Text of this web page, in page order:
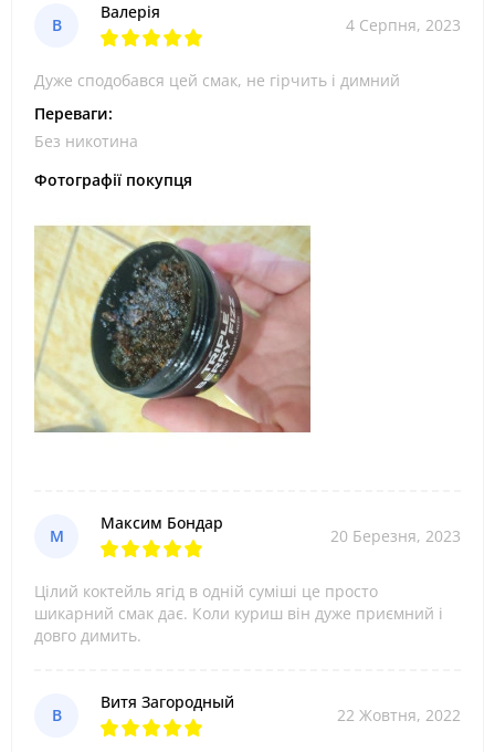
В
Валерія
4 Серпня, 2023
Дуже сподобався цей смак, не гірчить і димний
Переваги:
Без никотина
Фотографії покупця
М
Максим Бондар
20 Березня, 2023
Цілий коктейль ягід в одній суміші це просто
шикарний смак дає. Коли куриш він дуже приємний і
довго димить.
В
Витя Загородный
22 Жовтня, 2022